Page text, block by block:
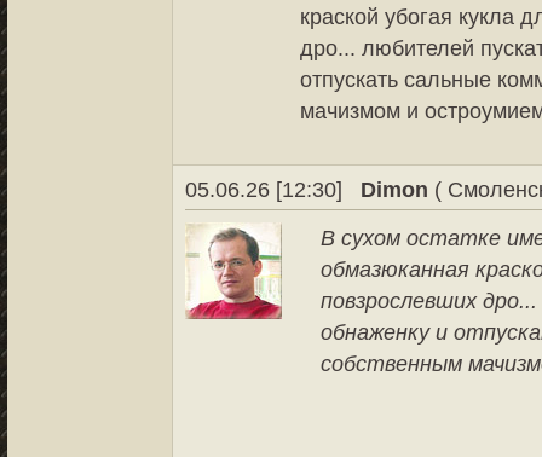
краской убогая кукла
дро... любителей
отпускать сальные
мачизмом и
05.06.26 [12:30] Dimon (
В сухом остатке
обмазюканная
повзрослевших
обнаженку и
собственным